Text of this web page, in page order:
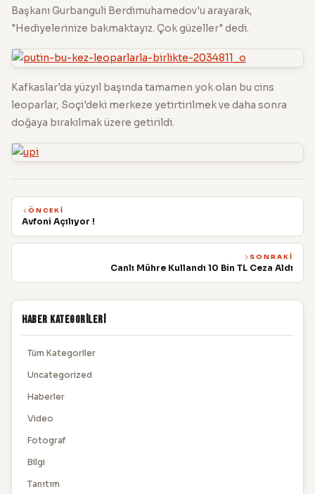
Başkanı Gurbanguli Berdimuhamedov'u arayarak,
"Hediyelerinize bakmaktayız. Çok güzeller" dedi.
Kafkaslar'da yüzyıl başında tamamen yok olan bu cins
leoparlar, Soçi'deki merkeze yetirtirilmek ve daha sonra
doğaya bırakılmak üzere getirildi.
ÖNCEKI
Avfoni Açılıyor !
SONRAKI
Canlı Mühre Kullandı 10 Bin TL Ceza Aldı
Haber Kategorileri
Tüm Kategoriler
Uncategorized
Haberler
Video
Fotograf
Bilgi
Tanıtım